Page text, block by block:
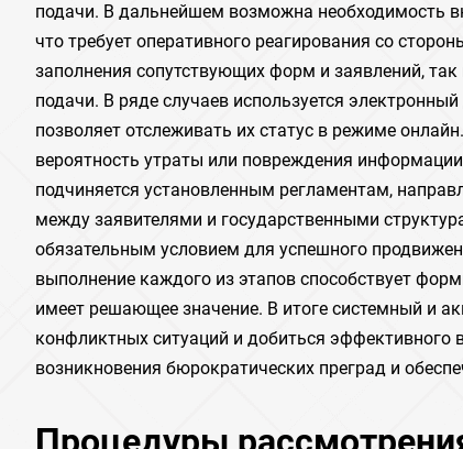
подачи. В дальнейшем возможна необходимость
что требует оперативного реагирования со
заполнения сопутствующих форм и заявлений,
подачи. В ряде случаев используется
позволяет отслеживать их статус в режиме
вероятность утраты или повреждения
подчиняется установленным регламентам,
между заявителями и государственными
обязательным условием для успешного
выполнение каждого из этапов способствует
имеет решающее значение. В итоге системный и
конфликтных ситуаций и добиться эффективного
возникновения бюрократических преград и